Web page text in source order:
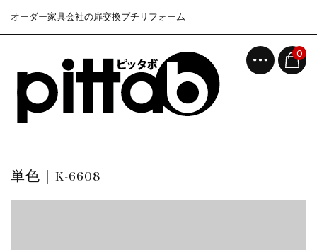
オーダー家具会社の扉交換プチリフォーム
0
単色｜K-6608